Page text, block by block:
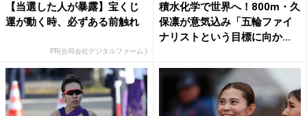
【当選した人が暴露】宝くじ
運が動く時、必ずある前触れ
PR(合同会社デジタルファーム )
積水化学で世界へ！800m・久
保凛が意気込み「五輪ファイ
ナリストという目標に向か...